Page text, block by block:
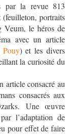
par la revue 813
(feuilleton, portraits
Veum, le héros de
avec un article
Pouy) et les divers
la curiosité du
consacré au
consacrés aux
Une œuvre
l’adaptation de
pour effet de faire